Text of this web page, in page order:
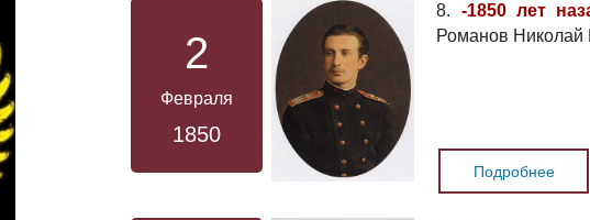
2
Февраля
1850
8. -1850 лет
Романов Николай
Подробнее